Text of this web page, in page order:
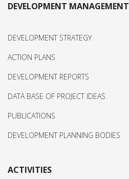
DEVELOPMENT MANAGEMENT
DEVELOPMENT STRATEGY
ACTION PLANS
DEVELOPMENT REPORTS
DATA BASE OF PROJECT IDEAS
PUBLICATIONS
DEVELOPMENT PLANNING BODIES
ACTIVITIES